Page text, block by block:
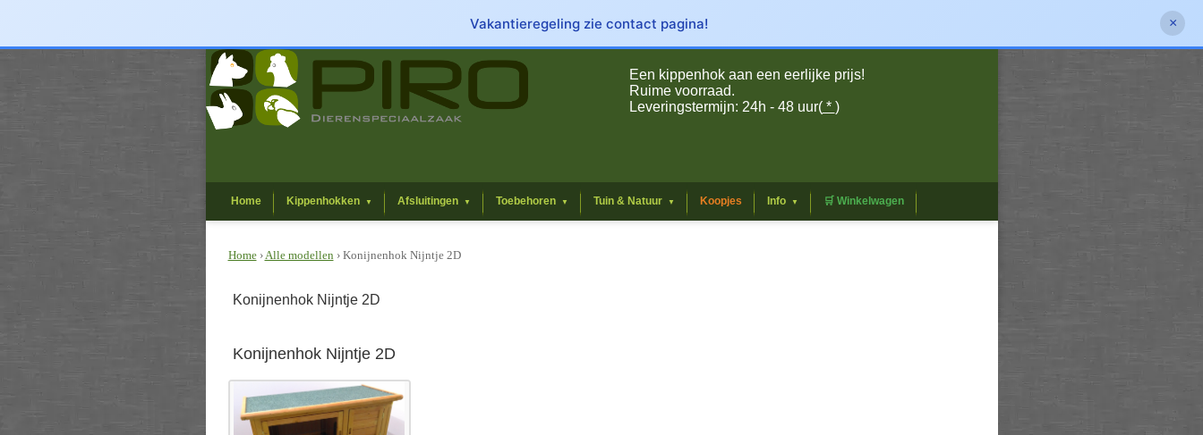
Vakantieregeling zie contact pagina! ×
Een kippenhok aan een eerlijke prijs!
Ruime voorraad.
Leveringstermijn: 24h - 48 uur(* )
Home Kippenhokken ▼ Afsluitingen ▼ Toebehoren ▼ Tuin & Natuur ▼ Koopjes Info ▼ 🛒 Winkelwagen
Home›Alle modellen› Konijnenhok Nijntje 2D
Konijnenhok Nijntje 2D
Konijnenhok Nijntje 2D